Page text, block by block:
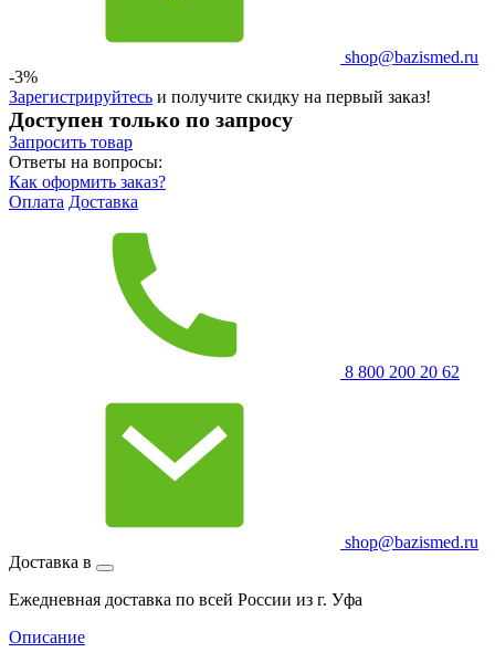
shop@bazismed.ru
-3%
Зарегистрируйтесь и получите скидку на первый заказ!
Доступен только по запросу
Запросить товар
Ответы на вопросы:
Как оформить заказ?
Оплата Доставка
8 800 200 20 62
shop@bazismed.ru
Доставка в
Ежедневная доставка по всей России из г. Уфа
Описание